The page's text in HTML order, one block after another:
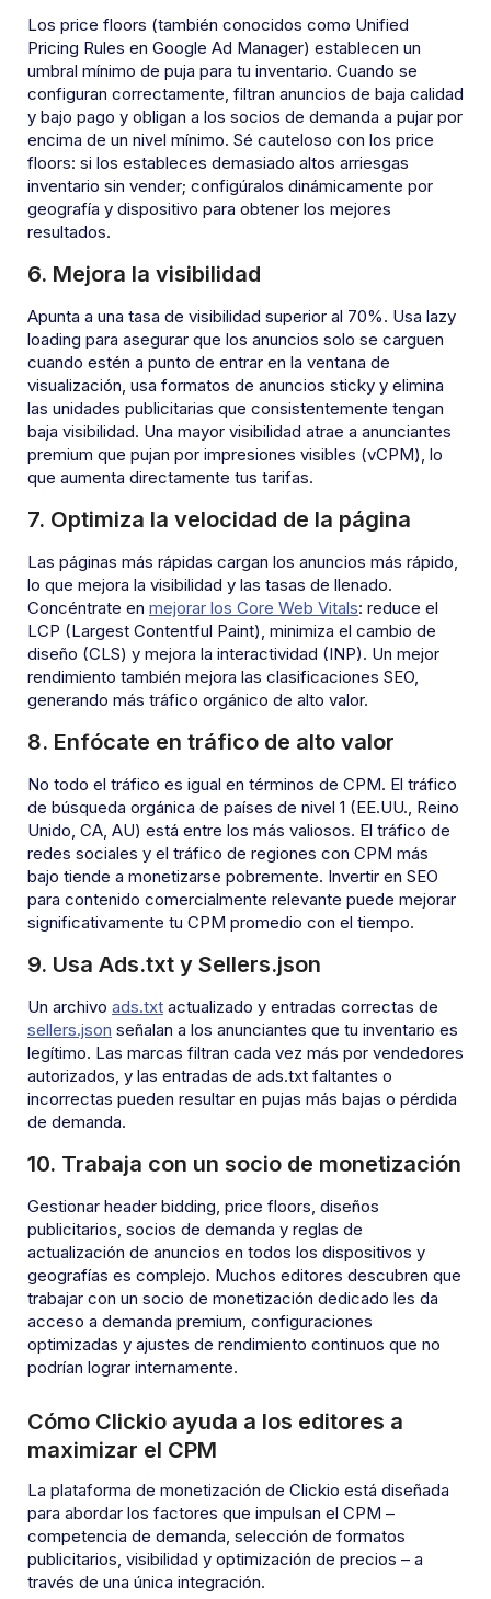
Los price floors (también conocidos como Unified
Pricing Rules en Google Ad Manager) establecen un
umbral mínimo de puja para tu inventario. Cuando se
configuran correctamente, filtran anuncios de baja calidad
y bajo pago y obligan a los socios de demanda a pujar por
encima de un nivel mínimo. Sé cauteloso con los price
floors: si los estableces demasiado altos arriesgas
inventario sin vender; configúralos dinámicamente por
geografía y dispositivo para obtener los mejores
resultados.
6. Mejora la visibilidad
Apunta a una tasa de visibilidad superior al 70%. Usa lazy
loading para asegurar que los anuncios solo se carguen
cuando estén a punto de entrar en la ventana de
visualización, usa formatos de anuncios sticky y elimina
las unidades publicitarias que consistentemente tengan
baja visibilidad. Una mayor visibilidad atrae a anunciantes
premium que pujan por impresiones visibles (vCPM), lo
que aumenta directamente tus tarifas.
7. Optimiza la velocidad de la página
Las páginas más rápidas cargan los anuncios más rápido,
lo que mejora la visibilidad y las tasas de llenado.
Concéntrate en mejorar los Core Web Vitals: reduce el
LCP (Largest Contentful Paint), minimiza el cambio de
diseño (CLS) y mejora la interactividad (INP). Un mejor
rendimiento también mejora las clasificaciones SEO,
generando más tráfico orgánico de alto valor.
8. Enfócate en tráfico de alto valor
No todo el tráfico es igual en términos de CPM. El tráfico
de búsqueda orgánica de países de nivel 1 (EE.UU., Reino
Unido, CA, AU) está entre los más valiosos. El tráfico de
redes sociales y el tráfico de regiones con CPM más
bajo tiende a monetizarse pobremente. Invertir en SEO
para contenido comercialmente relevante puede mejorar
significativamente tu CPM promedio con el tiempo.
9. Usa Ads.txt y Sellers.json
Un archivo ads.txt actualizado y entradas correctas de
sellers.json señalan a los anunciantes que tu inventario es
legítimo. Las marcas filtran cada vez más por vendedores
autorizados, y las entradas de ads.txt faltantes o
incorrectas pueden resultar en pujas más bajas o pérdida
de demanda.
10. Trabaja con un socio de monetización
Gestionar header bidding, price floors, diseños
publicitarios, socios de demanda y reglas de
actualización de anuncios en todos los dispositivos y
geografías es complejo. Muchos editores descubren que
trabajar con un socio de monetización dedicado les da
acceso a demanda premium, configuraciones
optimizadas y ajustes de rendimiento continuos que no
podrían lograr internamente.
Cómo Clickio ayuda a los editores a
maximizar el CPM
La plataforma de monetización de Clickio está diseñada
para abordar los factores que impulsan el CPM –
competencia de demanda, selección de formatos
publicitarios, visibilidad y optimización de precios – a
través de una única integración.